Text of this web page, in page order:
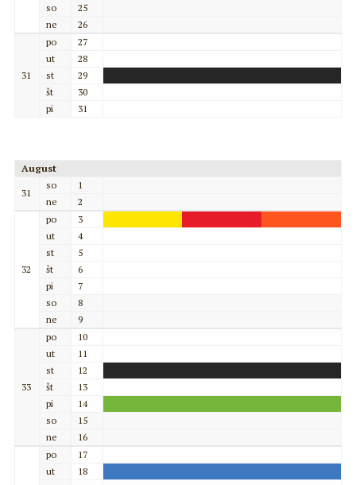
so
25
ne
26
31
po
27
ut
28
st
29
št
30
pi
31
August
31
so
1
ne
2
32
po
3
ut
4
st
5
št
6
pi
7
so
8
ne
9
33
po
10
ut
11
st
12
št
13
pi
14
so
15
ne
16
po
17
ut
18